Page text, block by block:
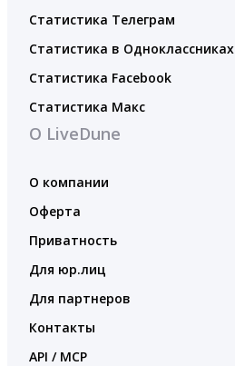
Статистика Телеграм
Статистика в Одноклассниках
Статистика Facebook
Статистика Макс
О LiveDune
О компании
Оферта
Приватность
Для юр.лиц
Для партнеров
Контакты
API / MCP